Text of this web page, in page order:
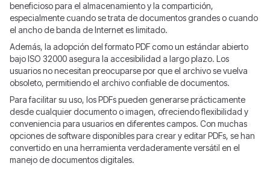
beneficioso para el almacenamiento y la compartición,
especialmente cuando se trata de documentos grandes o cuando
el ancho de banda de Internet es limitado.
Además, la adopción del formato PDF como un estándar abierto
bajo ISO 32000 asegura la accesibilidad a largo plazo. Los
usuarios no necesitan preocuparse por que el archivo se vuelva
obsoleto, permitiendo el archivo confiable de documentos.
Para facilitar su uso, los PDFs pueden generarse prácticamente
desde cualquier documento o imagen, ofreciendo flexibilidad y
conveniencia para usuarios en diferentes campos. Con muchas
opciones de software disponibles para crear y editar PDFs, se han
convertido en una herramienta verdaderamente versátil en el
manejo de documentos digitales.